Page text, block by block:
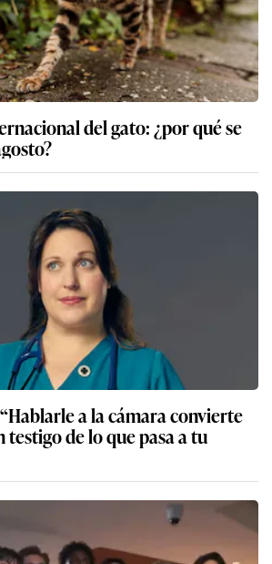
del gato: ¿por qué se
a la cámara convierte
de lo que pasa a tu